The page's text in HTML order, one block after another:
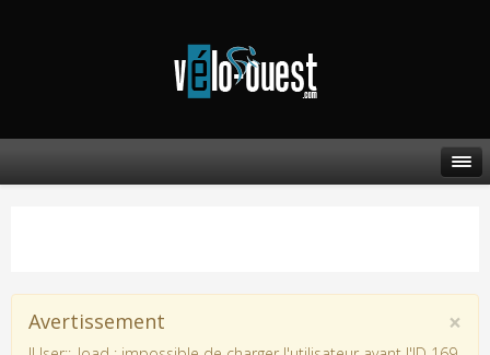
×
Avertissement